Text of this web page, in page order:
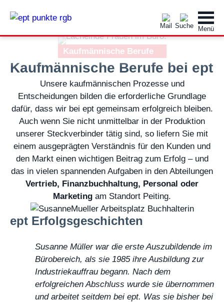
Kaufmännische Berufe
Kaufmännische Berufe bei ept
Unsere kaufmännischen Prozesse und
Entscheidungen bilden die erforderliche Grundlage
dafür, dass wir bei ept gemeinsam erfolgreich bleiben.
Auch wenn Sie nicht unmittelbar in der Produktion
unserer Steckverbinder tätig sind, so liefern Sie mit
einem ausgeprägten Verständnis für den Kunden und
den Markt einen wichtigen Beitrag zum Erfolg – und
das in vielen spannenden Aufgaben in den Abteilungen
Vertrieb, Finanzbuchhaltung, Personal oder
Marketing am Standort Peiting.
ept Erfolgsgeschichten
Susanne Müller war die erste Auszubildende im
Bürobereich, als sie 1985 ihre Ausbildung zur
Industriekauffrau begann. Nach dem
erfolgreichen Abschluss wurde sie übernommen
und arbeitet seitdem bei ept. Was sie bisher bei